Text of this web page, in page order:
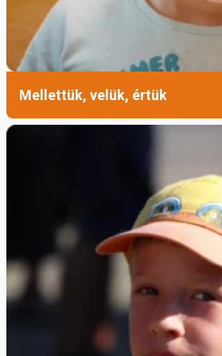
Gál Emília
Forrás: Szent Antal
Gimnázium és Kollégium
Ferences Média 2026
Mellettük, velük, értük